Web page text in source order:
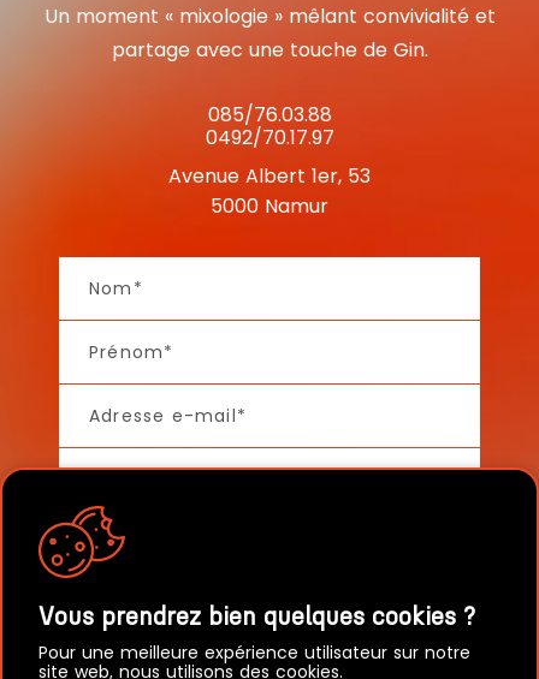
Un moment « mixologie » mêlant convivialité et
partage avec une touche de Gin.
085/76.03.88
0492/70.17.97
Avenue Albert 1er, 53
5000 Namur
Vous prendrez bien quelques cookies ?
Pour une meilleure expérience utilisateur sur notre
site web, nous utilisons des cookies.